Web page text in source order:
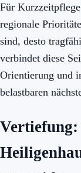
Für
regionale
sind, desto
verbindet diese
Orientierung und
belastbaren